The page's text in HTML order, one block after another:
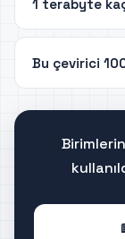
1 terabyte
Bu çevirici